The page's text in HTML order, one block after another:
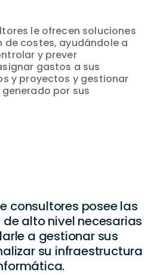
le ofrecen soluciones
de costes, ayudándole a
y prever
gastos a sus
y proyectos y gestionar
por sus
consultores posee las
alto nivel necesarias
a gestionar sus
su infraestructura